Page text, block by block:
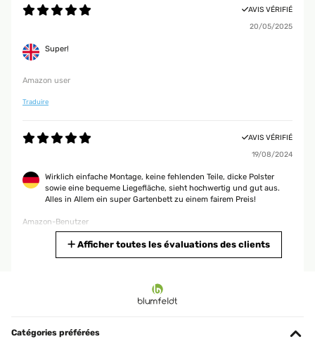
AVIS VÉRIFIÉ
20/05/2025
Super!
Amazon user
Traduire
AVIS VÉRIFIÉ
19/08/2024
Wirklich einfache Montage, keine fehlenden Teile, dicke Polster
sowie eine bequeme Liegefläche, sieht hochwertig und gut aus.
Alles in Allem ein super Gartenbett zu einem fairem Preis!
Amazon-Benutzer
schlimm - gefällt mir so sogar besser). Leider war die per Mail
übermittelte Bedienungsanleitung nicht passend zum Produkt,
Afficher toutes les évaluations des clients
Catégories préférées